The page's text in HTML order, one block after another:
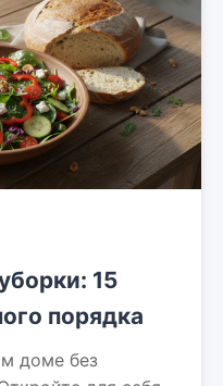
15
порядка
доме без